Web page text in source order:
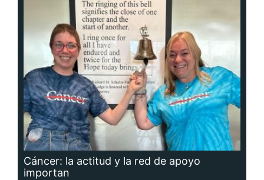
Cáncer: la actitud y la red de apoyo
importan